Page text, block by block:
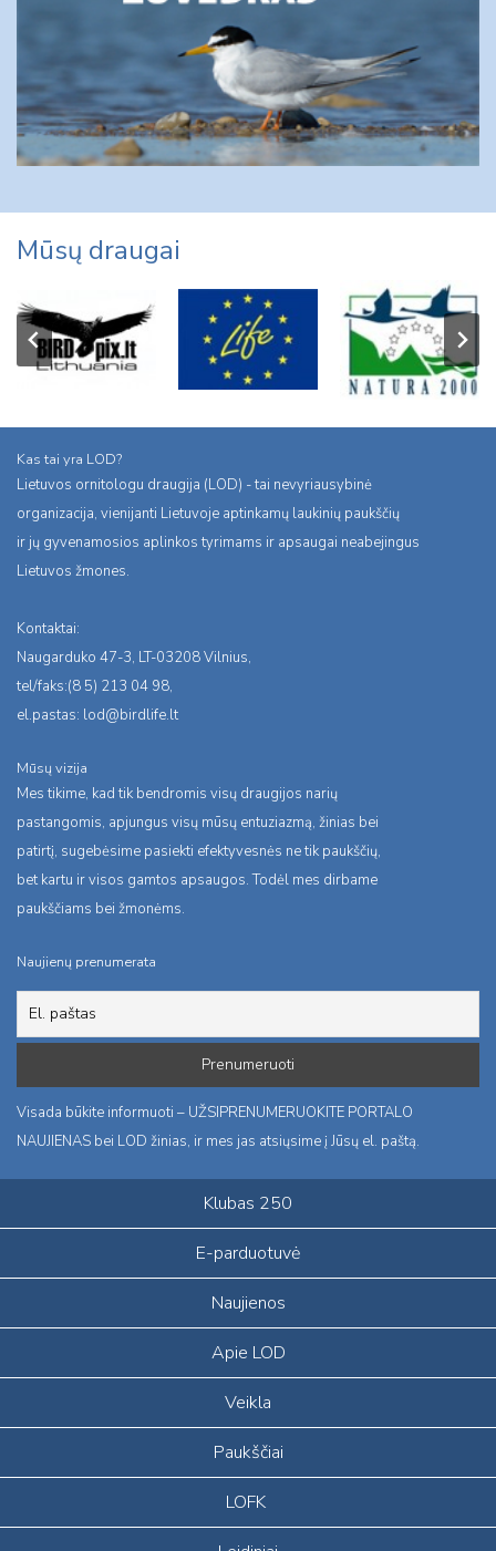
Mūsų draugai
Kas tai yra LOD?
Lietuvos ornitologu draugija (LOD) - tai nevyriausybinė
organizacija, vienijanti Lietuvoje aptinkamų laukinių paukščių
ir jų gyvenamosios aplinkos tyrimams ir apsaugai neabejingus
Lietuvos žmones.
Kontaktai:
Naugarduko 47-3, LT-03208 Vilnius,
tel/faks:(8 5) 213 04 98,
el.pastas: lod@birdlife.lt
Mūsų vizija
Mes tikime, kad tik bendromis visų draugijos narių
pastangomis, apjungus visų mūsų entuziazmą, žinias bei
patirtį, sugebėsime pasiekti efektyvesnės ne tik paukščių,
bet kartu ir visos gamtos apsaugos. Todėl mes dirbame
paukščiams bei žmonėms.
Naujienų prenumerata
Visada būkite informuoti – UŽSIPRENUMERUOKITE PORTALO
NAUJIENAS bei LOD žinias, ir mes jas atsiųsime į Jūsų el. paštą.
Klubas 250
E-parduotuvė
Naujienos
Apie LOD
Veikla
Paukščiai
LOFK